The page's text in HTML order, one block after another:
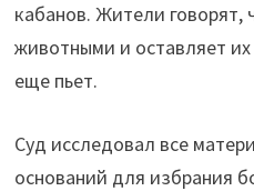
кабанов. Жители говорят,
животными и оставляет
еще пьет.
Суд исследовал все
оснований для избрания